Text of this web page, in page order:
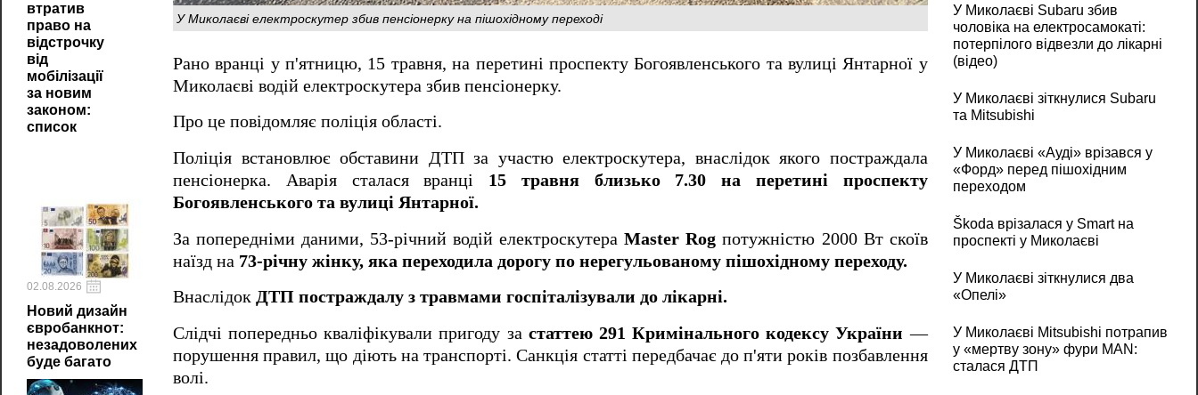
втратив
право на
відстрочку
від
мобілізації
за новим
законом:
список
02.08.2026
Новий дизайн
євробанкнот:
незадоволених
буде багато
У Миколаєві електроскутер збив пенсіонерку на пішохідному переході
Рано вранці у п'ятницю, 15 травня, на перетині проспекту Богоявленського та вулиці Янтарної у
Миколаєві водій електроскутера збив пенсіонерку.
Про це повідомляє поліція області.
Поліція встановлює обставини ДТП за участю електроскутера, внаслідок якого постраждала
пенсіонерка. Аварія сталася вранці 15 травня близько 7.30 на перетині проспекту
Богоявленського та вулиці Янтарної.
За попередніми даними, 53-річний водій електроскутераMaster Rog потужністю 2000 Вт скоїв
наїзд на 73-річну жінку, яка переходила дорогу по нерегульованому пішохідному переходу.
Внаслідок ДТП постраждалу з травмами госпіталізували до лікарні.
Слідчі попередньо кваліфікували пригоду за статтею 291 Кримінального кодексу України —
порушення правил, що діють на транспорті. Санкція статті передбачає до п'яти років позбавлення
волі.
У Миколаєві Subaru збив
чоловіка на електросамокаті:
потерпілого відвезли до лікарні
(відео)
У Миколаєві зіткнулися Subaru
та Mitsubishi
У Миколаєві «Ауді» врізався у
«Форд» перед пішохідним
переходом
Škoda врізалася у Smart на
проспекті у Миколаєві
У Миколаєві зіткнулися два
«Опелі»
У Миколаєві Mitsubishi потрапив
у «мертву зону» фури MAN:
сталася ДТП